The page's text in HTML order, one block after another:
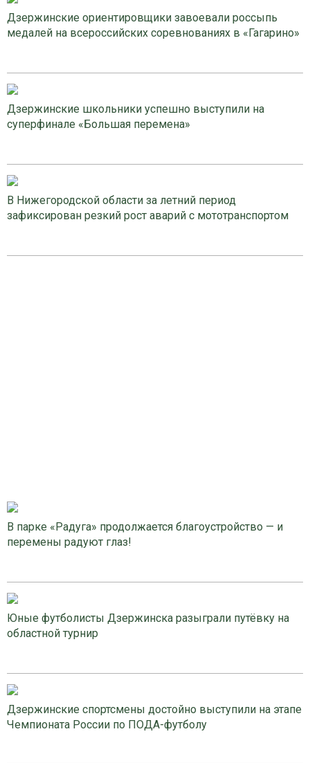
Дзержинские ориентировщики завоевали россыпь
медалей на всероссийских соревнованиях в «Гагарино»
Дзержинские школьники успешно выступили на
суперфинале «Большая перемена»
В Нижегородской области за летний период
зафиксирован резкий рост аварий с мототранспортом
В парке «Радуга» продолжается благоустройство — и
перемены радуют глаз!
Юные футболисты Дзержинска разыграли путёвку на
областной турнир
Дзержинские спортсмены достойно выступили на этапе
Чемпионата России по ПОДА-футболу